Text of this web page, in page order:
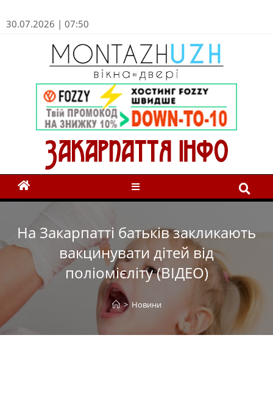
30.07.2026 | 07:50
На Закарпатті батьків закликають
вакцинувати дітей від
поліомієліту (ВІДЕО)
> Новини